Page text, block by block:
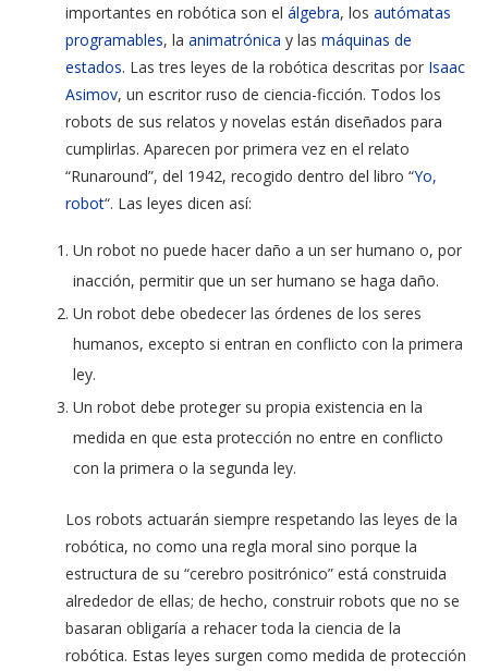
importantes en robótica son el álgebra, los autómatas
programables, la animatrónica y las máquinas de
estados. Las tres leyes de la robótica descritas por Isaac
Asimov, un escritor ruso de ciencia-ficción. Todos los
robots de sus relatos y novelas están diseñados para
cumplirlas. Aparecen por primera vez en el relato
“Runaround”, del 1942, recogido dentro del libro “Yo,
robot“. Las leyes dicen así:
Un robot no puede hacer daño a un ser humano o, por
inacción, permitir que un ser humano se haga daño.
Un robot debe obedecer las órdenes de los seres
humanos, excepto si entran en conflicto con la primera
ley.
Un robot debe proteger su propia existencia en la
medida en que esta protección no entre en conflicto
con la primera o la segunda ley.
Los robots actuarán siempre respetando las leyes de la
robótica, no como una regla moral sino porque la
estructura de su “cerebro positrónico” está construida
alrededor de ellas; de hecho, construir robots que no se
basaran obligaría a rehacer toda la ciencia de la
robótica. Estas leyes surgen como medida de protección